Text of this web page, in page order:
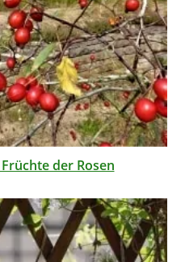
der Rosen